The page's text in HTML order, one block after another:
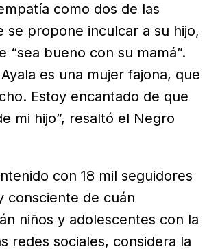
como dos de las
se propone inculcar a su hijo,
“sea bueno con su mamá”.
es una mujer fajona, que
Estoy encantado de que
mi hijo”, resaltó el Negro
con 18 mil seguidores
consciente de cuán
niños y adolescentes con la
redes sociales, considera la